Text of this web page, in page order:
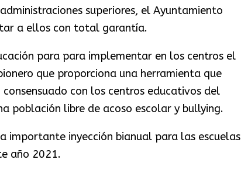
superiores, el Ayuntamiento
a ellos con total garantía.
para para implementar en los centros el
que proporciona una herramienta que
con los centros educativos del
población libre de acoso escolar y bullying.
importante inyección bianual para las escuelas
año 2021.